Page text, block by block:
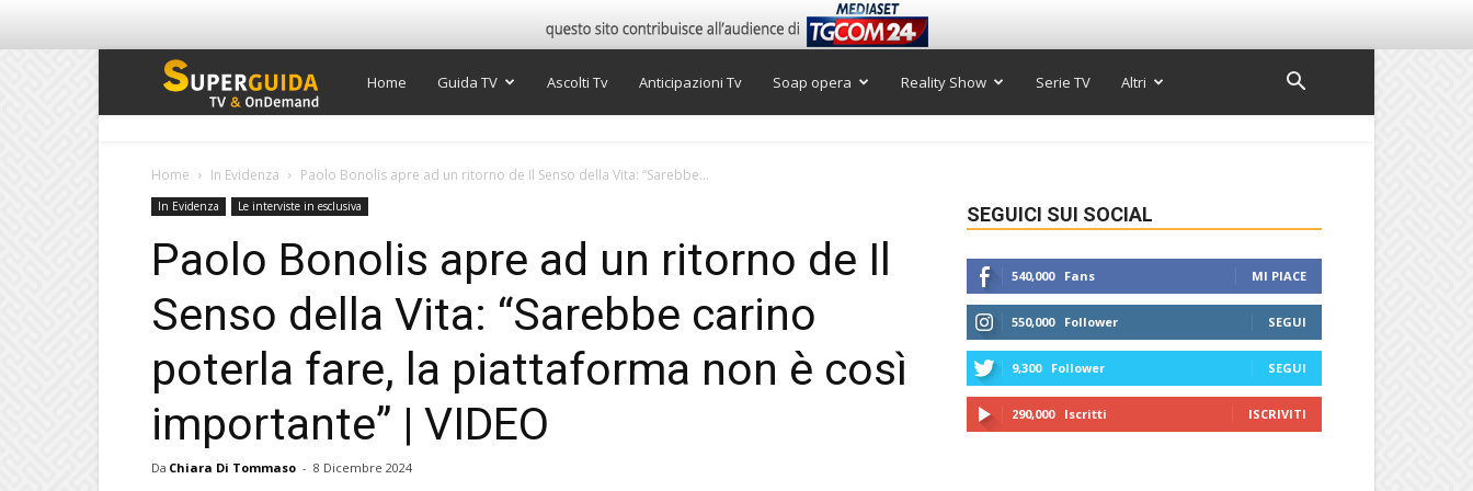
Super
TV
Home Guida TV Ascolti Tv Anticipazioni Tv Soap opera Reality Show Serie TV Altri
Home In Evidenza Paolo Bonolis apre ad un ritorno de Il Senso della Vita: “Sarebbe...
In Evidenza Le interviste in esclusiva
Paolo Bonolis apre ad un ritorno de Il
Senso della Vita: “Sarebbe carino
poterla fare, la piattaforma non è così
importante” | VIDEO
Da Chiara Di Tommaso - 8 Dicembre 2024
SEGUICI SUI SOCIAL
540,000 Fans MI PIACE
550,000 Follower SEGUI
9,300 Follower SEGUI
290,000 Iscritti ISCRIVITI